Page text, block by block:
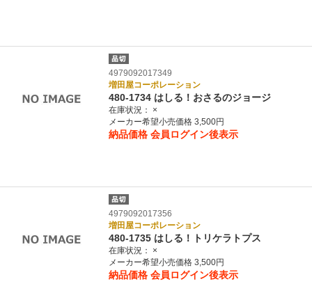
4979092017349
増田屋コーポレーション
480-1734 はしる！おさるのジョージ
在庫状況：
×
メーカー希望小売価格 3,500円
納品価格 会員ログイン後表示
4979092017356
増田屋コーポレーション
480-1735 はしる！トリケラトプス
在庫状況：
×
メーカー希望小売価格 3,500円
納品価格 会員ログイン後表示